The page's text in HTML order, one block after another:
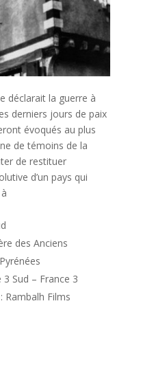
déclarait la guerre à
derniers jours de paix
évoqués au plus
de témoins de la
de restituer
d’un pays qui
des Anciens
Sud – France 3
Rambalh Films